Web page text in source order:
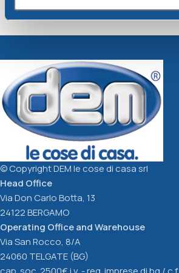
Arabesque
1,85€
Select Options
2,67
Read
© Copyright DEM le cose di casa srl
Head Office
Via Don Carlo Botta, 13
24122 BERGAMO
Operating Office and Warehouse
Via San Rocco, 8/A
24060 TELGATE (BG)